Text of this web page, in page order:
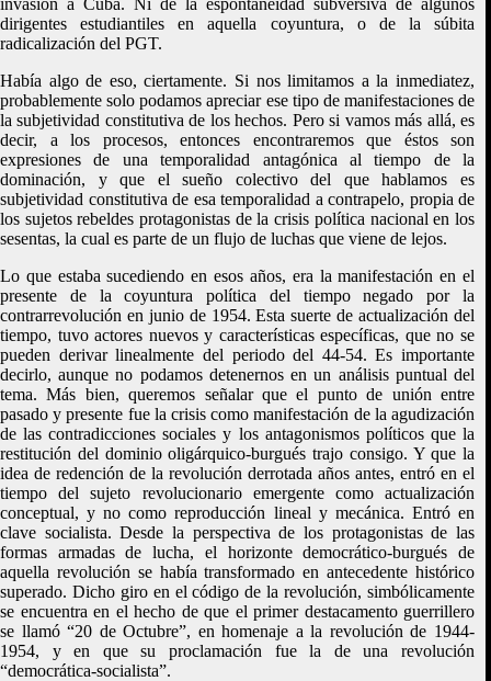
dirigentes estudiantiles en aquella coyuntura, o de la súbita
radicalización del PGT.
Había algo de eso, ciertamente. Si nos limitamos a la inmediatez,
probablemente solo podamos apreciar ese tipo de manifestaciones de
la subjetividad constitutiva de los hechos. Pero si vamos más allá, es
decir, a los procesos, entonces encontraremos que éstos son
expresiones de una temporalidad antagónica al tiempo de la
dominación, y que el sueño colectivo del que hablamos es
subjetividad constitutiva de esa temporalidad a contrapelo, propia de
los sujetos rebeldes protagonistas de la crisis política nacional en los
sesentas, la cual es parte de un flujo de luchas que viene de lejos.
Lo que estaba sucediendo en esos años, era la manifestación en el
presente de la coyuntura política del tiempo negado por la
contrarrevolución en junio de 1954. Esta suerte de actualización del
tiempo, tuvo actores nuevos y características específicas, que no se
pueden derivar linealmente del periodo del 44-54. Es importante
decirlo, aunque no podamos detenernos en un análisis puntual del
tema. Más bien, queremos señalar que el punto de unión entre
pasado y presente fue la crisis como manifestación de la agudización
de las contradicciones sociales y los antagonismos políticos que la
restitución del dominio oligárquico-burgués trajo consigo. Y que la
idea de redención de la revolución derrotada años antes, entró en el
tiempo del sujeto revolucionario emergente como actualización
conceptual, y no como reproducción lineal y mecánica. Entró en
clave socialista. Desde la perspectiva de los protagonistas de las
formas armadas de lucha, el horizonte democrático-burgués de
aquella revolución se había transformado en antecedente histórico
superado. Dicho giro en el código de la revolución, simbólicamente
se encuentra en el hecho de que el primer destacamento guerrillero
se llamó “20 de Octubre”, en homenaje a la revolución de 1944-
1954, y en que su proclamación fue la de una revolución
“democrática-socialista”.